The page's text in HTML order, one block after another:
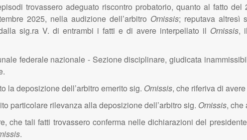
trovassero adeguato riscontro probatorio, quanto al fatto
2025, nella audizione dell’arbitro Omissis; reputava altresì
sig.ra V. di entrambi i fatti e di avere interpellato il Omissis,
federale nazionale - Sezione disciplinare, giudicata
la deposizione dell’arbitro emerito sig. Omissis, che riferiva di
particolare rilevanza alla deposizione dell’arbitro sig. Omissis, che
che tali fatti trovassero conferma nelle dichiarazioni del presidente
.